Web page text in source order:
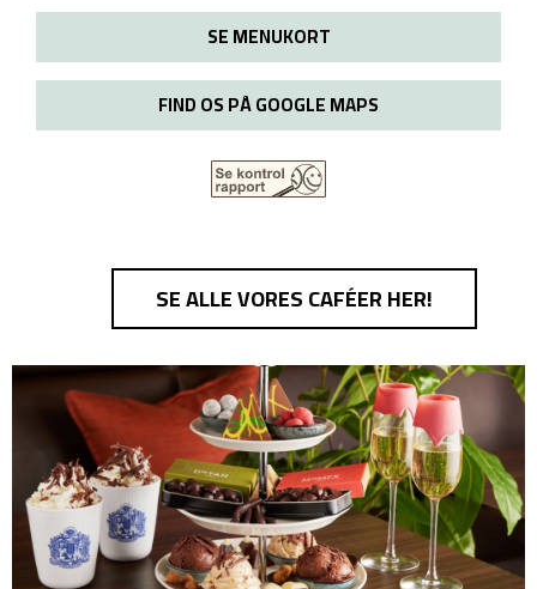
SE MENUKORT
FIND OS PÅ GOOGLE MAPS
SE ALLE VORES CAFÉER HER!